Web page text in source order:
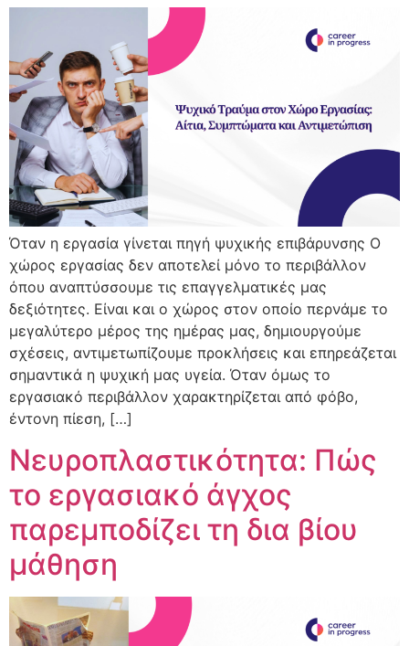
Όταν η εργασία γίνεται πηγή ψυχικής επιβάρυνσης Ο
χώρος εργασίας δεν αποτελεί μόνο το περιβάλλον
όπου αναπτύσσουμε τις επαγγελματικές μας
δεξιότητες. Είναι και ο χώρος στον οποίο περνάμε το
μεγαλύτερο μέρος της ημέρας μας, δημιουργούμε
σχέσεις, αντιμετωπίζουμε προκλήσεις και επηρεάζεται
σημαντικά η ψυχική μας υγεία. Όταν όμως το
εργασιακό περιβάλλον χαρακτηρίζεται από φόβο,
έντονη πίεση, […]
Νευροπλαστικότητα: Πώς
το εργασιακό άγχος
παρεμποδίζει τη δια βίου
μάθηση